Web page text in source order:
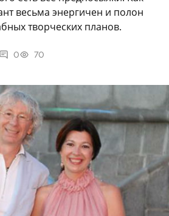
весьма энергичен и полон
творческих планов.
0 70